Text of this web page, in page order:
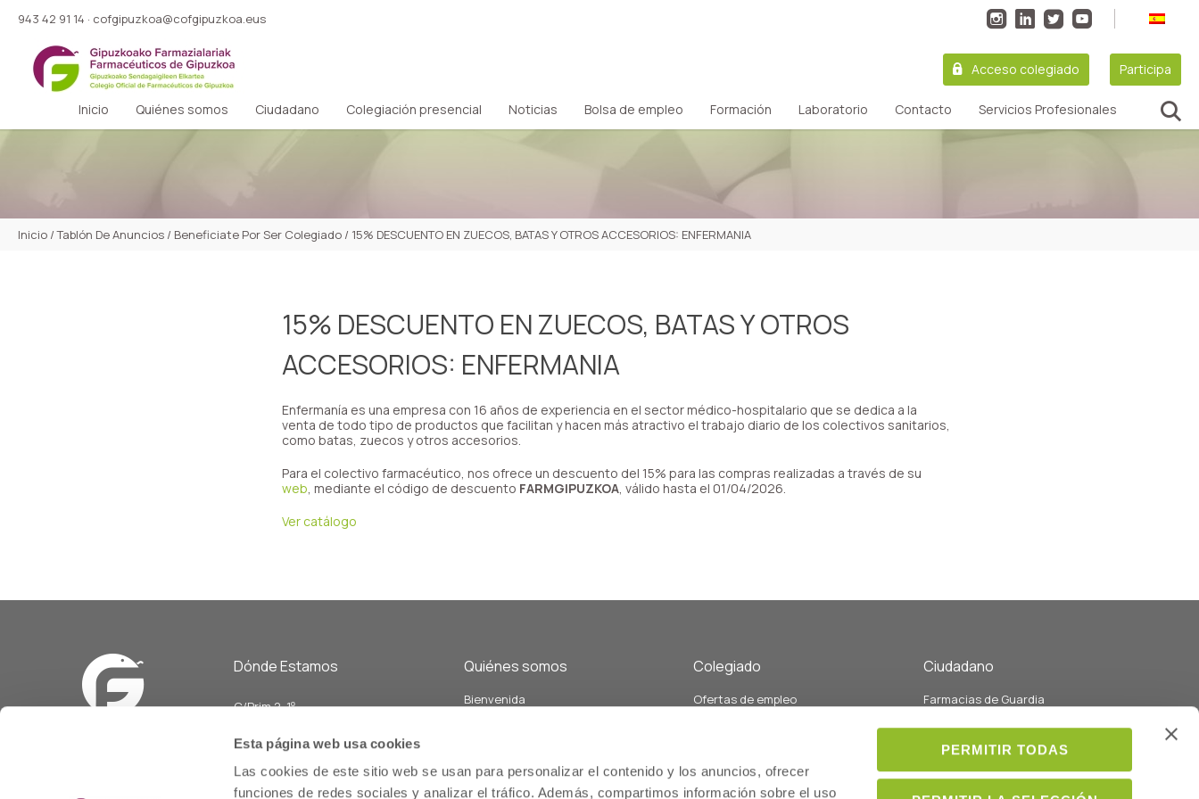
Esta página web usa cookies
Las cookies de este sitio web se usan para personalizar el contenido y los anuncios, ofrecer
funciones de redes sociales y analizar el tráfico. Además, compartimos información sobre el uso
PERMITIR TODAS
943 42 91 14 · cofgipuzkoa@cofgipuzkoa.eus
Acceso colegiado Participa
Inicio Quiénes somos Ciudadano Colegiación presencial Noticias Bolsa de empleo Formación Laboratorio Contacto Servicios Profesionales
Inicio /Tablón De Anuncios / Beneficiate Por Ser Colegiado / 15% DESCUENTO EN ZUECOS, BATAS Y OTROS ACCESORIOS: ENFERMANIA
15% DESCUENTO EN ZUECOS, BATAS Y OTROS
ACCESORIOS: ENFERMANIA
Enfermanía es una empresa con 16 años de experiencia en el sector médico-hospitalario que se dedica a la
venta de todo tipo de productos que facilitan y hacen más atractivo el trabajo diario de los colectivos sanitarios,
como batas, zuecos y otros accesorios.
Para el colectivo farmacéutico, nos ofrece un descuento del 15% para las compras realizadas a través de su
web, mediante el código de descuento FARMGIPUZKOA, válido hasta el 01/04/2026.
Ver catálogo
Dónde Estamos
C/Prim 2, 1º
Horario L-V
Quiénes somos
Bienvenida
Estatutos
Colegiado
Ofertas de empleo
Servicios relacionados con la
salud comunitaria
Ciudadano
Farmacias de Guardia
Listado de colegiados